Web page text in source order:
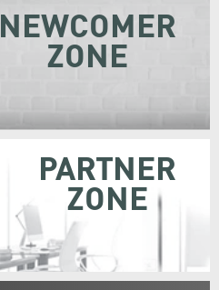
NEWCOMER
ZONE
PARTNER
ZONE